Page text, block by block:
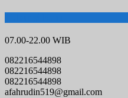
07.00-22.00 WIB
082216544898
082216544898
082216544898
afahrudin519@gmail.com